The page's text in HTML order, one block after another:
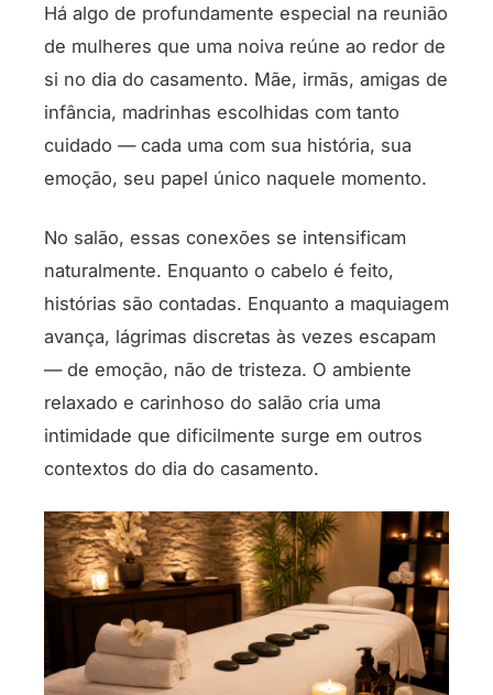
Há algo de profundamente especial na reunião
de mulheres que uma noiva reúne ao redor de
si no dia do casamento. Mãe, irmãs, amigas de
infância, madrinhas escolhidas com tanto
cuidado — cada uma com sua história, sua
emoção, seu papel único naquele momento.
No salão, essas conexões se intensificam
naturalmente. Enquanto o cabelo é feito,
histórias são contadas. Enquanto a maquiagem
avança, lágrimas discretas às vezes escapam
— de emoção, não de tristeza. O ambiente
relaxado e carinhoso do salão cria uma
intimidade que dificilmente surge em outros
contextos do dia do casamento.